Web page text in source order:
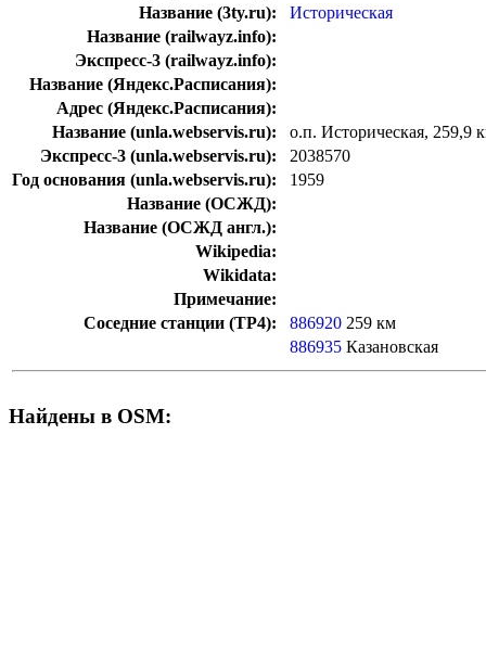
Название (3ty.ru):
Историческая
Название (railwayz.info):
Экспресс-3 (railwayz.info):
Название (Яндекс.Расписания):
Адрес (Яндекс.Расписания):
Название (unla.webservis.ru):
о.п. Историческая, 259,9
Экспресс-3 (unla.webservis.ru):
2038570
Год основания (unla.webservis.ru):
1959
Название (ОСЖД):
Название (ОСЖД англ.):
Wikipedia:
Wikidata:
Примечание:
Соседние станции (ТР4):
886920 259 км
886935 Казановская
Найдены в OSM: